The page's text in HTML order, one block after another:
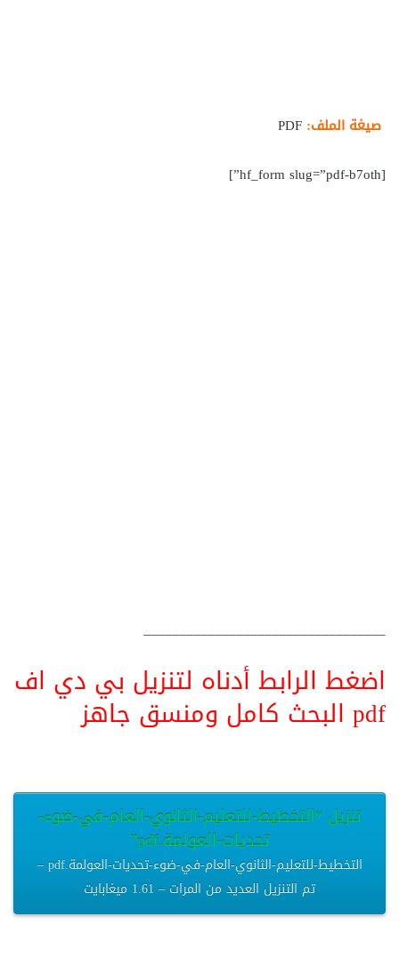
صيغة الملف:
[hf_form slug=”pdf-b7oth”]
__________________________________
اضغط الرابط أدناه لتنزيل بي دي اف
pdf البحث كامل ومنسق جاهز
تنزيل “التخطيط-للتعليم-الثانوي-العام-في-ضوء-
تحديات-العولمة.pdf”
التخطيط-للتعليم-الثانوي-العام-في-ضوء-تحديات-العولمة.pdf –
تم التنزيل العديد من المرات – 1.61 ميغابايت